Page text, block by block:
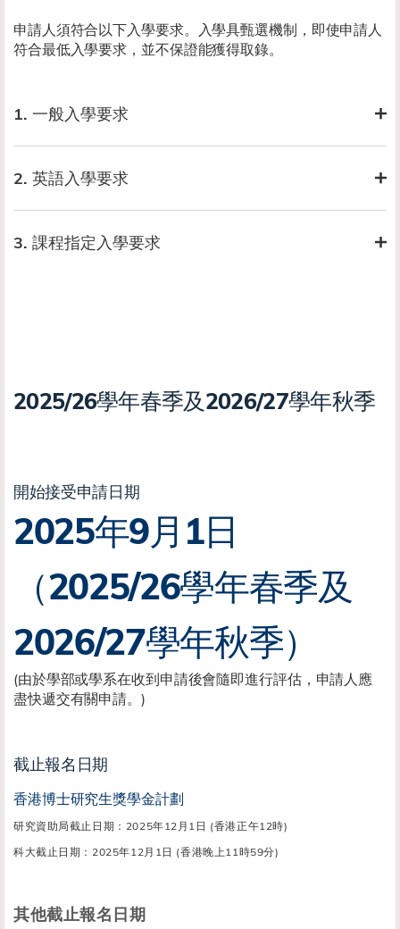
申請人須符合以下入學要求。入學具甄選機制，即使申請人
符合最低入學要求，並不保證能獲得取錄。
1. 一般入學要求
2. 英語入學要求
3. 課程指定入學要求
2025/26學年春季及2026/27學年秋季
開始接受申請日期
2025年9月1日
（2025/26學年春季及
2026/27學年秋季）
(由於學部或學系在收到申請後會隨即進行評估，申請人應
盡快遞交有關申請。)
截止報名日期
香港博士研究生獎學金計劃
研究資助局截止日期：2025年12月1日 (香港正午12時)
科大截止日期：2025年12月1日 (香港晚上11時59分)
其他截止報名日期